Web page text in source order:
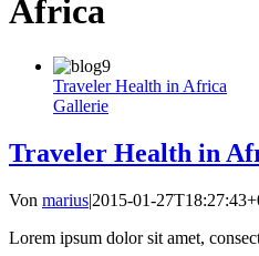
Africa
Traveler Health in Africa
Gallerie
Traveler Health in
Von marius|2015-01-
Lorem ipsum dolor sit amet,